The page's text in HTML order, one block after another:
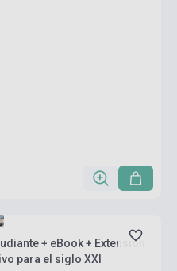
+ eBook + Extensión
para el siglo XXI